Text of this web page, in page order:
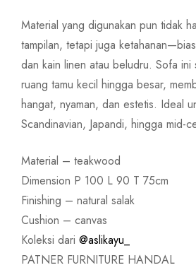
Material yang digunakan pun tidak
tampilan, tetapi juga
dan kain linen atau beludru. Sofa
ruang tamu kecil hingga besar,
hangat, nyaman, dan estetis. Ideal
Scandinavian, Japandi, hingga mid-
Material – teakwood
Dimension P 100 L 90 T 75cm
Finishing – natural salak
Cushion – canvas
Koleksi dari @aslikayu_
PATNER FURNITURE HANDAL